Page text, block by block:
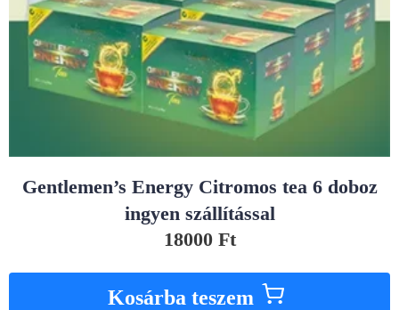
Gentlemen’s Energy Citromos tea 6 doboz
ingyen szállítással
18000 Ft
Kosárba teszem